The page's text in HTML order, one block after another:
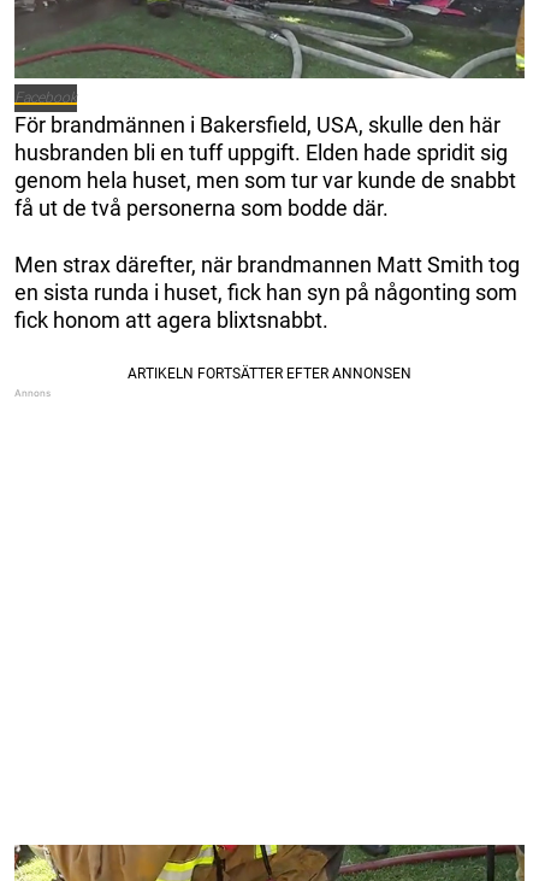
Facebook
För brandmännen i Bakersfield, USA, skulle den här
husbranden bli en tuff uppgift. Elden hade spridit sig
genom hela huset, men som tur var kunde de snabbt
få ut de två personerna som bodde där.
Men strax därefter, när brandmannen Matt Smith tog
en sista runda i huset, fick han syn på någonting som
fick honom att agera blixtsnabbt.